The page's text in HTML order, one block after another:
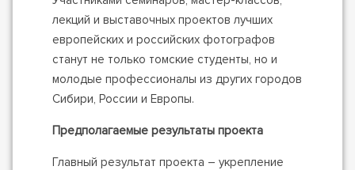
лекций и выставочных проектов лучших
европейских и российских фотографов
станут не только томские студенты, но и
молодые профессионалы из других городов
Сибири, России и Европы.
Предполагаемые результаты проекта
Главный результат проекта – укрепление